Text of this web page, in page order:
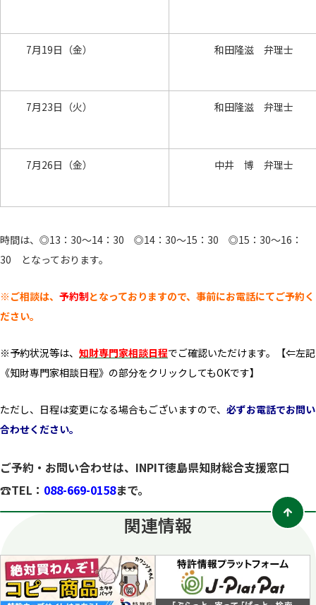
7月19日（金） 和田隆滋 弁理士
7月23日（火） 和田隆滋 弁理士
7月26日（金） 中井 博 弁理士
時間は、◎13：30～14：30 ◎14：30～15：30 ◎15：30～16：
30 となっております。
※ご相談は、 予約制となっておりますので、事前にお電話にてご予約く
ださい。
※予約状況等は、 知財専門家相談日程でご確認いただけます。【⇐左記
《知財専門家相談日程》の部分をクリックしてもOKです】
ただし、日程は変更になる場合もございますので、 必ずお電話でお問い
合わせください。
ご予約・お問い合わせは、INPIT徳島県知財総合支援窓口
☎TEL： 088-669-0158まで。
関連情報